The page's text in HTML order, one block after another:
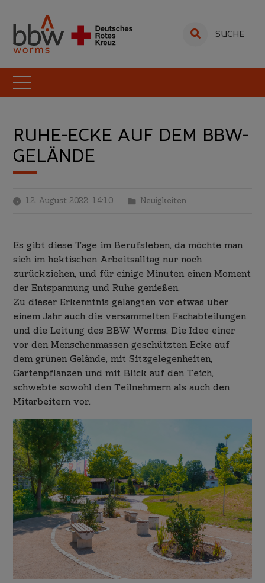
SUCHE
RUHE-ECKE AUF DEM BBW-
GELÄNDE
12. August 2022, 14:10 Neuigkeiten
Es gibt diese Tage im Berufsleben, da möchte man
sich im hektischen Arbeitsalltag nur noch
zurückziehen, und für einige Minuten einen Moment
der Entspannung und Ruhe genießen.
Zu dieser Erkenntnis gelangten vor etwas über
einem Jahr auch die versammelten Fachabteilungen
und die Leitung des BBW Worms. Die Idee einer
vor den Menschenmassen geschützten Ecke auf
dem grünen Gelände, mit Sitzgelegenheiten,
Gartenpflanzen und mit Blick auf den Teich,
schwebte sowohl den Teilnehmern als auch den
Mitarbeitern vor.